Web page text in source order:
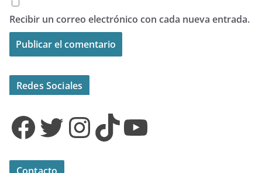
Recibir un correo electrónico con cada nueva entrada.
Redes Sociales
Facebook Twitter InstagramTikTok YouTube
Contacto